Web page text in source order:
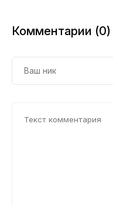
Комментарии (0)